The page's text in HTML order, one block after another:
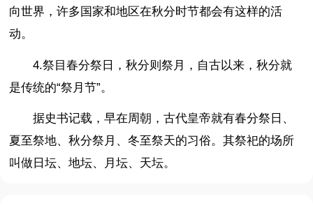
向世界，许多国家和地区在秋分时节都会有这样的活
动。
4.祭目春分祭日，秋分则祭月，自古以来，秋分就
是传统的“祭月节”。
据史书记载，早在周朝，古代皇帝就有春分祭日、
夏至祭地、秋分祭月、冬至祭天的习俗。其祭祀的场所
叫做日坛、地坛、月坛、天坛。